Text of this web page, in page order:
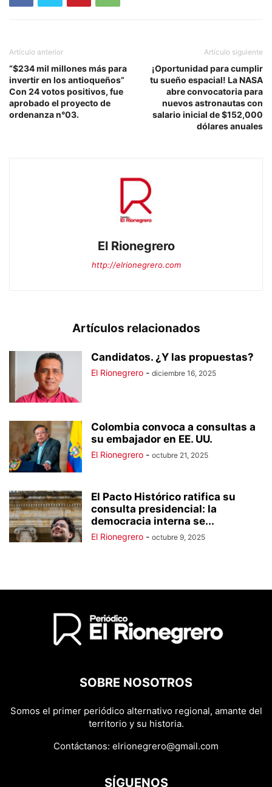
Artículo anterior
“$234 mil millones más para
invertir en los antioqueños”
Con 24 votos positivos, fue
aprobado el proyecto de
ordenanza n°03.
Artículo siguiente
¡Oportunidad para cumplir
tu sueño espacial! La NASA
abre convocatoria para
nuevos astronautas con
salario inicial de $152,000
dólares anuales
El Rionegrero
http://elrionegrero.com
Artículos relacionados
Candidatos. ¿Y las propuestas?
El Rionegrero - diciembre 16, 2025
Colombia convoca a consultas a
su embajador en EE. UU.
El Rionegrero - octubre 21, 2025
El Pacto Histórico ratifica su
consulta presidencial: la
democracia interna se...
El Rionegrero - octubre 9, 2025
SOBRE NOSOTROS
Somos el primer periódico alternativo regional, amante del
territorio y su historia.
Contáctanos: elrionegrero@gmail.com
SÍGUENOS